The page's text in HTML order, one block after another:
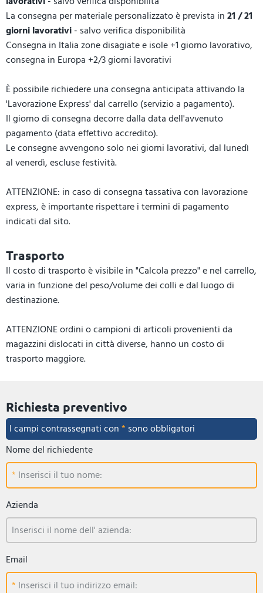
La consegna per materiale personalizzato è prevista in21 / 21
giorni lavorativi- salvo verifica disponibilità
Consegna in Italia zone disagiate e isole +1 giorno lavorativo,
consegna in Europa +2/3 giorni lavorativi
È possibile richiedere una consegna anticipata attivando la
'Lavorazione Express' dal carrello (servizio a pagamento).
Il giorno di consegna decorre dalla data dell'avvenuto
pagamento (data effettivo accredito).
Le consegne avvengono solo nei giorni lavorativi, dal lunedì
al venerdì, escluse festività.
ATTENZIONE: in caso di consegna tassativa con lavorazione
express, è importante rispettare i termini di pagamento
indicati dal sito.
Trasporto
Il costo di trasporto è visibile in "Calcola prezzo" e nel carrello,
varia in funzione del peso/volume dei colli e dal luogo di
destinazione.
ATTENZIONE ordini o campioni di articoli provenienti da
magazzini dislocati in città diverse, hanno un costo di
trasporto maggiore.
Richiesta preventivo
I campi contrassegnati con* sono obbligatori
Nome del richiedente
Inserisci il tuo nome:
Azienda
Inserisci il nome dell' azienda:
Email
Inserisci il tuo indirizzo email: